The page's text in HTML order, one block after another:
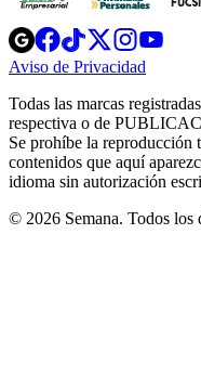
Opens
in
new
Opens
in
new
Opens
in
new
window
Opens
new
window
Aviso de Privacidad
new
window
Todas las marcas
respectiva o de
Se prohíbe la reproducción
contenidos que aquí
idioma sin autorización
© 2026 Semana. Todos los